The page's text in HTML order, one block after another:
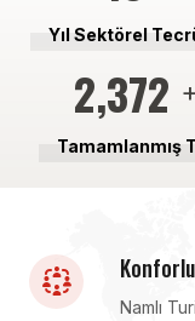
Yıl Sektörel
2,571 +
Tamamlanmış
Namlı